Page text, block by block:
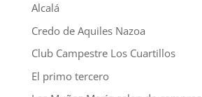
Alcalá
Credo de Aquiles Nazoa
Club Campestre Los Cuartillos
El primo tercero